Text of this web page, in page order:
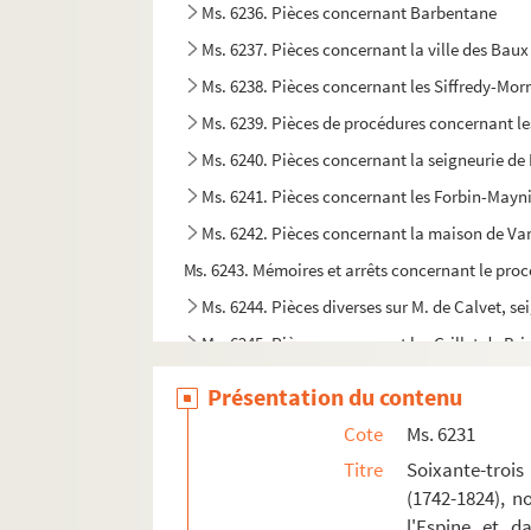
Ms. 6236. Pièces concernant Barbentane
Ms. 6237. Pièces concernant la ville des
Ms. 6238. Pièces concernant les Siffredy-
Ms. 6239. Pièces de procédures
Ms. 6240. Pièces concernant la seigneurie
Ms. 6241. Pièces concernant les Forbin-
Ms. 6242. Pièces concernant la maison de
Ms. 6243. Mémoires et arrêts concernant le
Ms. 6244. Pièces diverses sur M. de Calvet,
Ms. 6245. Pièces concernant les Grillet de
Ms. 6247. Mémoire de Bourre-Dupréaux, curé
Ms. 6249. Copie de coutumes juridiques en
Présentation du contenu
Cote
Ms. 6231
Titre
Soixante-
(1742-1824),